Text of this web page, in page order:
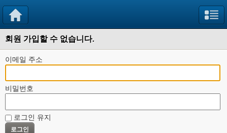
회원 가입할 수 없습니다.
이메일 주소
비밀번호
로그인 유지